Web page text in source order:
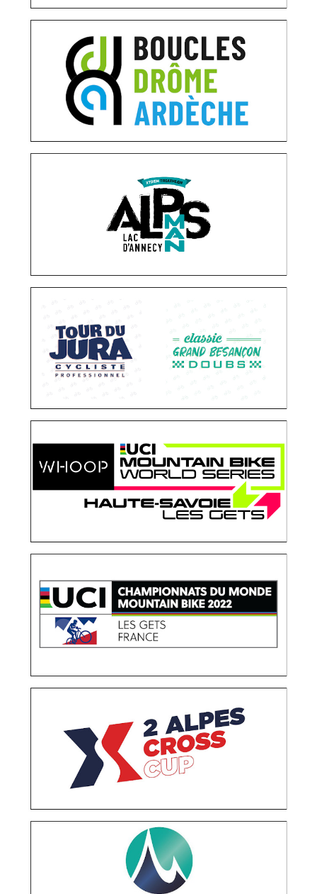
OPÉRATIONS MÉDIAS RELATIONS PRESSE
STRATÉGIE ET
CONSEIL
ALPSMAN
OPÉRATIONS MÉDIAS RELATIONS PRESSE
CLASSIC DU DOUBS ET TOUR DU JURA
COUPES DU MONDE MOUNTAIN BIKE LES GETS
OPÉRATIONS MÉDIAS RELATIONS PRESSE
CHAMPIONNATS DU MONDE MOUNTAIN BIKE LES
GETS 2022
OPÉRATIONS MÉDIAS
COUPE DU MONDE SNOWBOARDCROSS AUX 2
ALPES
OPÉRATIONS MÉDIAS
CIC MONT VENTOUX
OPÉRATIONS MÉDIAS RELATIONS PRESSE